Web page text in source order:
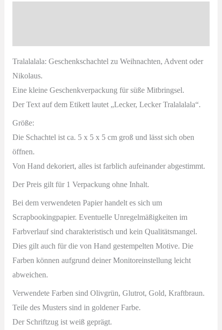
Tralalalala: Geschenkschachtel zu Weihnachten, Advent oder
Nikolaus.
Eine kleine Geschenkverpackung für süße Mitbringsel.
Der Text auf dem Etikett lautet „Lecker, Lecker Tralalalala“.
Größe:
Die Schachtel ist ca. 5 x 5 x 5 cm groß und lässt sich oben
öffnen.
Von Hand dekoriert, alles ist farblich aufeinander abgestimmt.
Der Preis gilt für 1 Verpackung ohne Inhalt.
Bei dem verwendeten Papier handelt es sich um
Scrapbookingpapier. Eventuelle Unregelmäßigkeiten im
Farbverlauf sind charakteristisch und kein Qualitätsmangel.
Dies gilt auch für die von Hand gestempelten Motive. Die
Farben können aufgrund deiner Monitoreinstellung leicht
abweichen.
Verwendete Farben sind Olivgrün, Glutrot, Gold, Kraftbraun.
Teile des Musters sind in goldener Farbe.
Der Schriftzug ist weiß geprägt.